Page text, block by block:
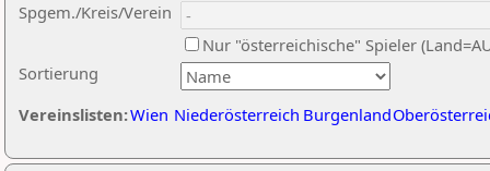
Sortierung
Spgem./Kreis/Verein
Nur "österreichische" Spieler
Vereinslisten:Wien Niederösterreich Burgenland